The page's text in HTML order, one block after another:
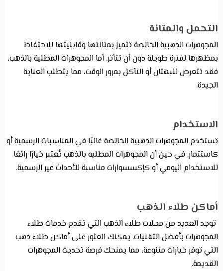
التحمل والمتانة
المجوهرات الذهبية الخالصة تتميز بمتانتها وقابليتها للاحتفاظ
بمظهرها لفترة طويلة دون أن تتأثر. أما المجوهرات المطلية بالذهب،
فقد تتعرض للبهتان أو التآكل بمرور الوقت، مما يتطلب العناية
الجيدة.
الاستخدام
تستخدم المجوهرات الذهبية الخالصة غالبًا في المناسبات الرسمية أو
كاستثمار. في حين أن المجوهرات المطليه بالذهب تُعتبر خيارًا رائعًا
للاستخدام اليومي أو كإكسسوارات مناسبة للأحداث غير الرسمية.
أماكن طلاء الذهب
توجد العديد من محلات طلاء الذهب التي تقدم خدمات طلاء
المجوهرات بأفضل التقنيات. يمكنك العثور على أماكن طلاء ذهب
التي توفر خيارات متنوعة، مما يمنحك فرصة تحديث المجوهرات
القديمة.